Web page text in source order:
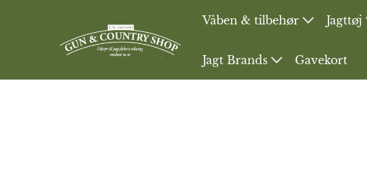
Våben & tilbehør Jagttøj
Jagt Brands Gavekort